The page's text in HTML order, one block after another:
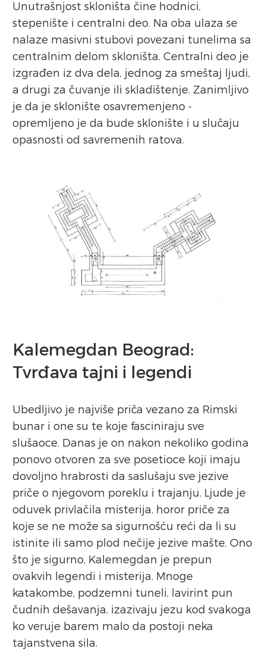
Unutrašnjost skloništa čine hodnici,
stepenište i centralni deo. Na oba ulaza se
nalaze masivni stubovi povezani tunelima sa
centralnim delom skloništa. Centralni deo je
izgrađen iz dva dela, jednog za smeštaj ljudi,
a drugi za čuvanje ili skladištenje. Zanimljivo
je da je sklonište osavremenjeno -
opremljeno je da bude sklonište i u slučaju
opasnosti od savremenih ratova.
Kalemegdan Beograd:
Tvrđava tajni i legendi
Ubedljivo je najviše priča vezano za Rimski
bunar i one su te koje fasciniraju sve
slušaoce. Danas je on nakon nekoliko godina
ponovo otvoren za sve posetioce koji imaju
dovoljno hrabrosti da saslušaju sve jezive
priče o njegovom poreklu i trajanju. Ljude je
oduvek privlačila misterija, horor priče za
koje se ne može sa sigurnošću reći da li su
istinite ili samo plod nečije jezive mašte. Ono
što je sigurno, Kalemegdan je prepun
ovakvih legendi i misterija. Mnoge
katakombe, podzemni tuneli, lavirint pun
čudnih dešavanja, izazivaju jezu kod svakoga
ko veruje barem malo da postoji neka
tajanstvena sila.